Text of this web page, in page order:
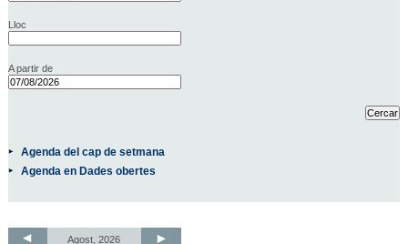
Lloc
A partir de
Agenda del cap de setmana
Agenda en Dades obertes
Agost, 2026